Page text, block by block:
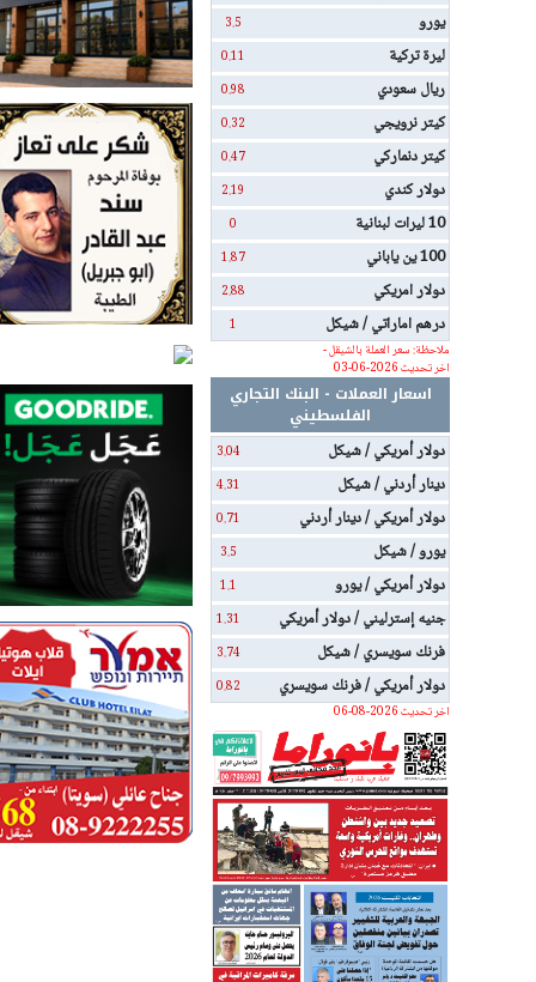
يورو 3.5
ليرة تركية 0.11
ريال سعودي 0.98
كيتر نرويجي 0.32
كيتر دنماركي 0.47
دولار كندي 2.19
10 ليرات لبنانية 0
100 ين ياباني 1.87
دولار امريكي 2.88
درهم اماراتي / شيكل
1
ملاحظة: سعر العملة بالشيقل -
اخر تحديث 2026-06-03
اسعار العملات - البنك التجاري
الفلسطيني
دولار أمريكي / شيكل
3.04
دينار أردني / شيكل 4.31
دولار أمريكي / دينار أردني 0.71
يورو / شيكل 3.5
دولار أمريكي / يورو 1.1
جنيه إسترليني / دولار أمريكي 1.31
فرنك سويسري / شيكل 3.74
دولار أمريكي / فرنك سويسري
0.82
اخر تحديث 2026-08-06